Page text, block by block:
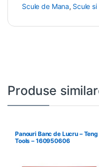
Scule de Mana, Scule
Produse
Panouri Banc de Lucru – Teng
Tools – 160950606